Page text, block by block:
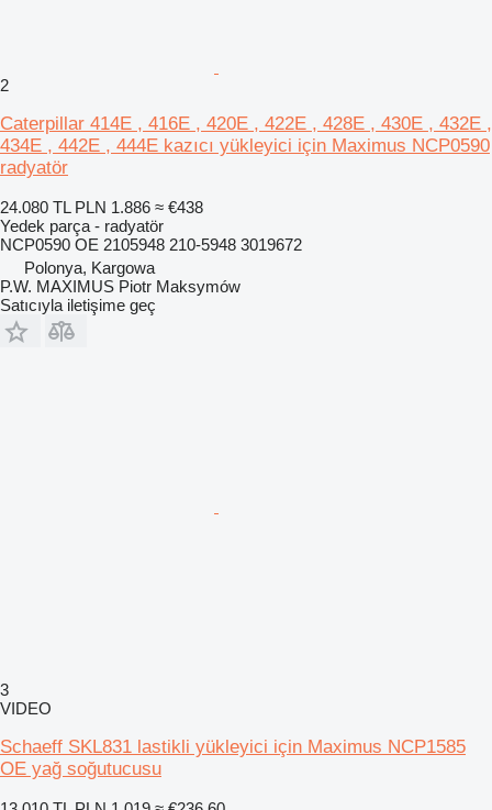
2
Caterpillar 414E , 416E , 420E , 422E , 428E , 430E , 432E ,
434E , 442E , 444E kazıcı yükleyici için Maximus NCP0590
radyatör
24.080 TL PLN 1.886 ≈ €438
Yedek parça - radyatör
NCP0590 OE 2105948 210-5948 3019672
Polonya, Kargowa
P.W. MAXIMUS Piotr Maksymów
Satıcıyla iletişime geç
3
VIDEO
Schaeff SKL831 lastikli yükleyici için Maximus NCP1585
OE yağ soğutucusu